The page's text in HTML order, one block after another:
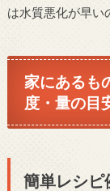
は水質悪化が早い
家にあるも
度・量の目
簡単レシピ